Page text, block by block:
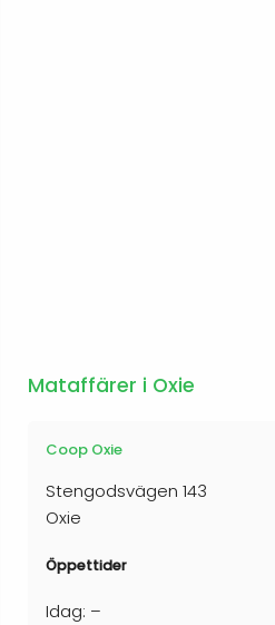
Mataffärer i Oxie
Coop Oxie
Stengodsvägen 143
Oxie
Öppettider
Idag: –